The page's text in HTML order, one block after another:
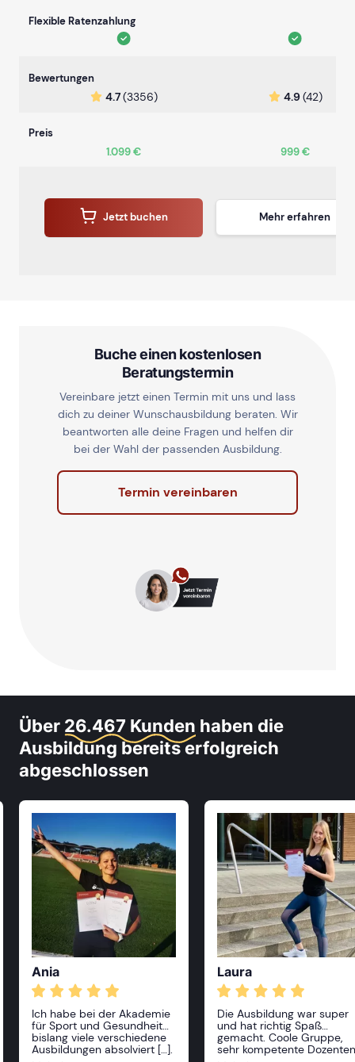
Flexible Ratenzahlung
Bewertungen
4.7(3356) 4.9(42)
Preis
1.099 €
999 €
Jetzt buchen Mehr erfahren
Buche einen kostenlosen
Beratungstermin
Vereinbare jetzt einen Termin mit uns und lass
dich zu deiner Wunschausbildung beraten. Wir
beantworten alle deine Fragen und helfen dir
bei der Wahl der passenden Ausbildung.
Termin vereinbaren
Über 26.467 Kunden haben die
Ausbildung bereits erfolgreich
abgeschlossen
Ania
Ich habe bei der Akademie
für Sport und Gesundheit
bislang viele verschiedene
Ausbildungen absolviert […].
Laura
Die Ausbildung war super
und hat richtig Spaß
gemacht. Coole Gruppe,
sehr kompetente Dozenten